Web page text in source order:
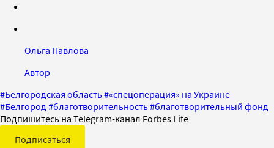
Ольга Павлова
Автор
#Белгородская область#«спецоперация» на Украине
#Белгород#благотворительность#благотворительный фонд
Подпишитесь на Telegram-канал Forbes Life
Подписаться